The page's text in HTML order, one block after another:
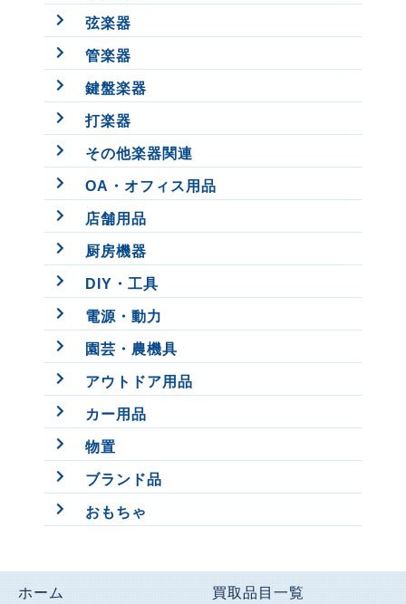
弦楽器
管楽器
鍵盤楽器
打楽器
その他楽器関連
OA・オフィス用品
店舗用品
厨房機器
DIY・工具
電源・動力
園芸・農機具
アウトドア用品
カー用品
物置
ブランド品
おもちゃ
ホーム 買取品目一覧